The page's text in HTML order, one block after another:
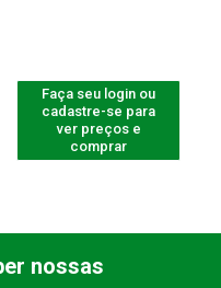
Faça seu login ou
cadastre-se para
ver preços e
comprar
nossas